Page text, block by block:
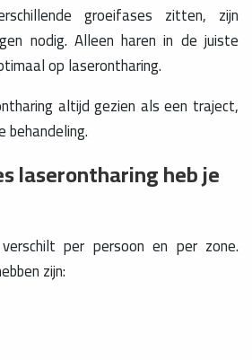
groeifases zitten, zijn
nodig. Alleen haren in de juiste
op laserontharing.
altijd gezien als een traject,
behandeling.
laserontharing heb je
per persoon en per zone.
zijn: